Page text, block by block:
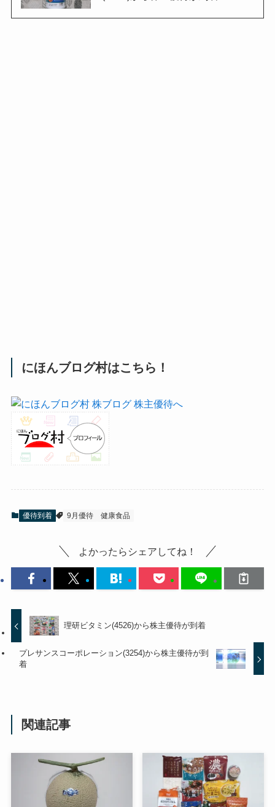
にほんブログ村はこちら！
優待到着 9月優待 健康食品
よかったらシェアしてね！
理研ビタミン(4526)から株主優待が到着
プレサンスコーポレーション(3254)から株主優待が到
着
関連記事